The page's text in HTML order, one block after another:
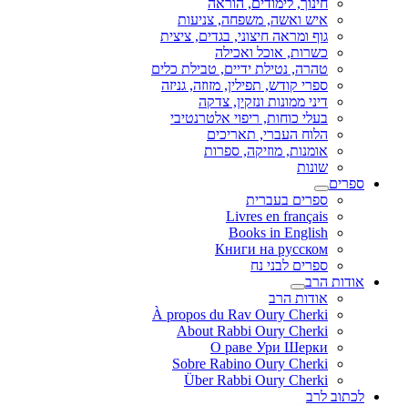
חינוך, לימודים, הוראה
איש ואשה, משפחה, צניעות
גוף ומראה חיצוני, בגדים, ציצית
כשרות, אוכל ואכילה
טהרה, נטילת ידיים, טבילת כלים
ספרי קודש, תפילין, מזוזה, גניזה
דיני ממונות ונזקין, צדקה
בעלי כוחות, ריפוי אלטרנטיבי
הלוח העברי, תאריכים
אומנות, מוזיקה, ספרות
שונות
ספרים
ספרים בעברית
Livres en français
Books in English
Книги на русском
ספרים לבני נח
אודות הרב
אודות הרב
À propos du Rav Oury Cherki
About Rabbi Oury Cherki
О раве Ури Шерки
Sobre Rabino Oury Cherki
Über Rabbi Oury Cherki
לכתוב לרב